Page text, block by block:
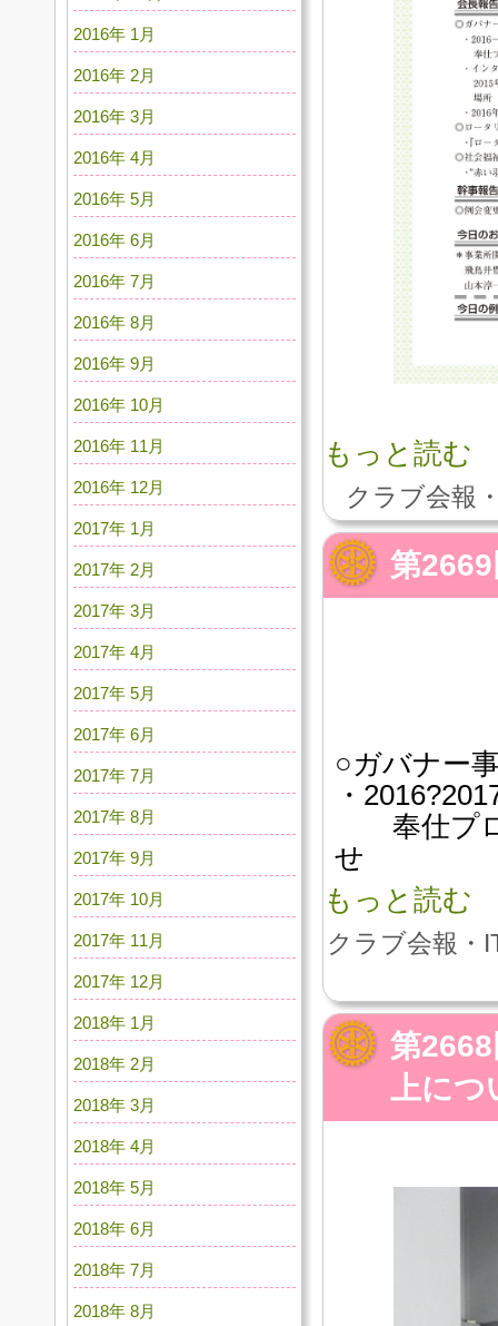
もっと読む
クラブ会報
第
○ガバナー
・
奉仕プロ
せ
もっと読む
クラブ会報・
第
上につ
2016年 1月
2016年 2月
2016年 3月
2016年 4月
2016年 5月
2016年 6月
2016年 7月
2016年 8月
2016年 9月
2016年 10月
2016年 11月
2016年 12月
2017年 1月
2017年 2月
2017年 3月
2017年 4月
2017年 5月
2017年 6月
2017年 7月
2017年 8月
2017年 9月
2017年 10月
2017年 11月
2017年 12月
2018年 1月
2018年 2月
2018年 3月
2018年 4月
2018年 5月
2018年 6月
2018年 7月
2018年 8月